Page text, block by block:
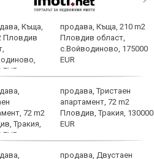
продава, Къща, 210 m2
Пловдив област,
с.Войводиново, 175000
EUR
продава, Тристаен
апартамент, 72 m2
Пловдив, Тракия, 130000
EUR
продава, Двустаен